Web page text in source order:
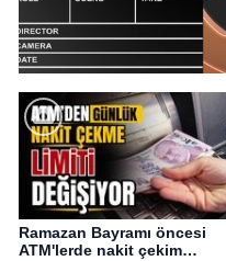
Ramazan Bayramı öncesi
ATM'lerde nakit çekim